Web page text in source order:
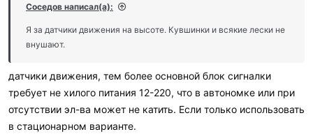
Соседов написал(а):
Я за датчики движения на высоте. Кувшинки и всякие лески не
внушают.
датчики движения, тем более основной блок сигналки
требует не хилого питания 12-220, что в автономке или при
отсутствии эл-ва может не катить. Если только использовать
в стационарном варианте.